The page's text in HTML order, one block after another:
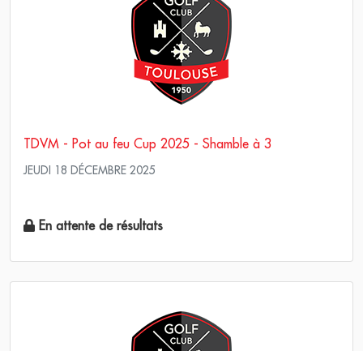
TDVM - Pot au feu Cup 2025 - Shamble à 3
JEUDI 18 DÉCEMBRE 2025
En attente de résultats